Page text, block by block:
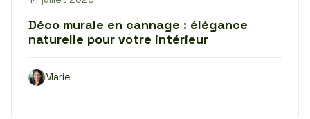
Déco murale en cannage : élégance
naturelle pour votre intérieur
Marie